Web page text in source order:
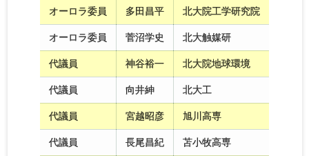
オーロラ委員 多田昌平 北大院工学研究院
オーロラ委員 菅沼学史 北大触媒研
代議員 神谷裕一 北大院地球環境
代議員 向井紳 北大工
代議員 宮越昭彦 旭川高専
代議員 長尾昌紀 苫小牧高専